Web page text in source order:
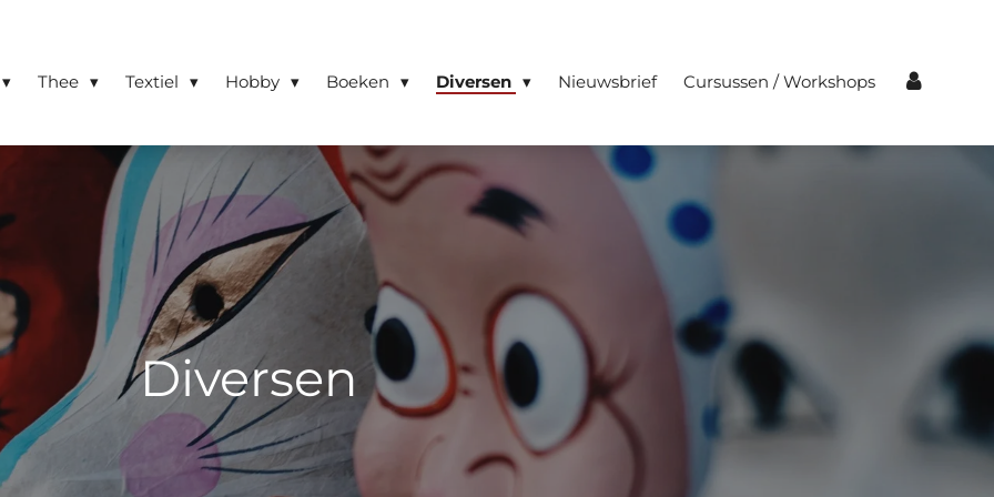
Thee Textiel Hobby Boeken Diversen Nieuwsbrief Cursussen / Workshops
Diversen